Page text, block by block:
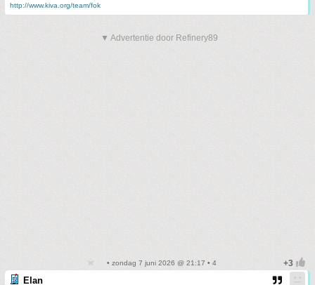
http://www.kiva.org/team/fok
▼ Advertentie door Refinery89
• zondag 7 juni 2026 @ 21:17 • 4
Elan